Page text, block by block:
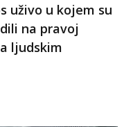
uživo u kojem su
na pravoj
ljudskim